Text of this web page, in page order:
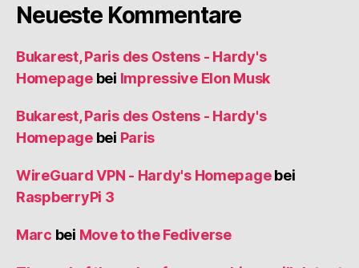
Neueste Kommentare
Bukarest, Paris des Ostens - Hardy's
Homepagebei Impressive Elon Musk
Bukarest, Paris des Ostens - Hardy's
Homepagebei Paris
WireGuard VPN - Hardy's Homepagebei
RaspberryPi 3
Marc bei Move to the Fediverse